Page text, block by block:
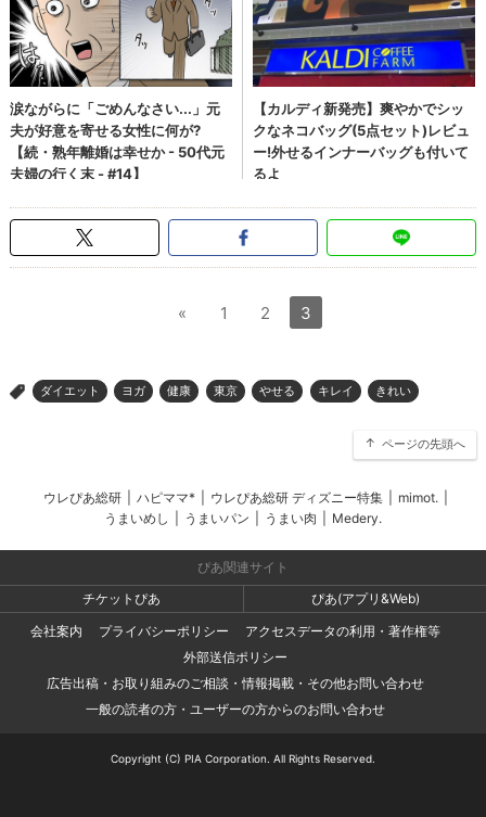
« 1 2 3
> ダイエット ヨガ 健康 東京 やせる キレイ きれい
ページの先頭へ
ウレぴあ総研 ハピママ* ウレぴあ総研 ディズニー特集 mimot.
うまいめし
うまいパン うまい肉 Medery.
ぴあ関連サイト
チケットぴあ
ぴあ(アプリ&Web)
会社案内
プライバシーポリシー
アクセスデータの利用・著作権等
外部送信ポリシー
広告出稿・お取り組みのご相談・情報掲載・その他お問い合わせ
一般の読者の方・ユーザーの方からのお問い合わせ
Copyright (C) PIA Corporation. All Rights Reserved.